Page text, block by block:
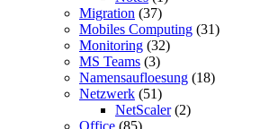
Migration (37)
Mobiles Computing (31)
Monitoring (32)
MS Teams (3)
Namensaufloesung (18)
Netzwerk (51)
NetScaler(2)
Office (85)